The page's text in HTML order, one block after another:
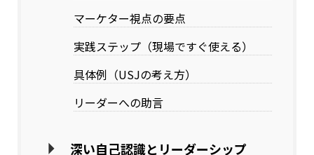
マーケター視点の要点
実践ステップ（現場ですぐ使える）
具体例（USJの考え方）
リーダーへの助言
深い自己認識とリーダーシップ